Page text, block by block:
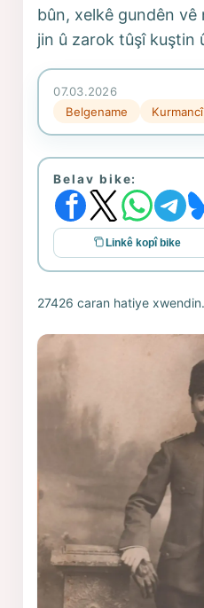
bûn, xelkê gundên
jin û zarok tûşî kuştin
07.03.2026
Belgename
Kurmancî
Belav bike:
Linkê kopî bike
27426 caran hatiye xwendin.